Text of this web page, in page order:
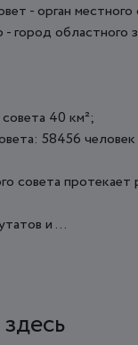
- орган
город областного
40 км²;
58456
совета протекает
и ...